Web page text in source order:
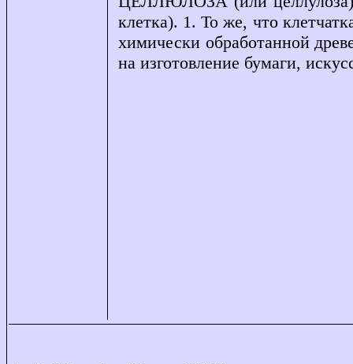
клетка). 1. То же, что
химически обработанной
на изготовление бумаги,